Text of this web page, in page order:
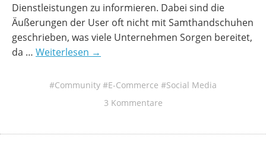
Dienstleistungen zu informieren. Dabei sind die
Äußerungen der User oft nicht mit Samthandschuhen
geschrieben, was viele Unternehmen Sorgen bereitet,
da … Weiterlesen →
Community E-Commerce
Social Media
3 Kommentare